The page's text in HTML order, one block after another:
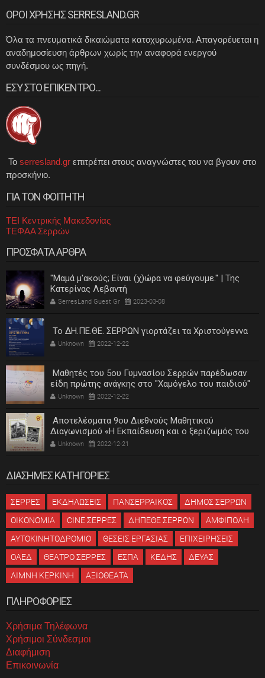
ΟΡΟΙ ΧΡΗΣΗΣ SERRESLAND.GR
Όλα τα πνευματικά δικαιώματα κατοχυρωμένα. Απαγορέυεται η
αναδημοσίευση άρθρων χωρίς την αναφορά ενεργού
συνδέσμου ως πηγή.
ΕΣΥ ΣΤΟ ΕΠΙΚΕΝΤΡΟ...
Το serresland.gr επιτρέπει στους αναγνώστες του να βγουν στο
προσκήνιο.
ΓΙΑ ΤΟΝ ΦΟΙΤΗΤΗ
ΤΕΙ Κεντρικής Μακεδονίας
ΤΕΦΑΑ Σερρών
ΠΡΟΣΦΑΤΑ ΑΡΘΡΑ
"Μαμά μ'ακούς; Είναι (χ)ώρα να φεύγουμε." | Της
Κατερίνας Λεβαντή
SerresLand Guest Gr 2023-03-08
Το ΔΗ.ΠΕ.ΘΕ. ΣΕΡΡΩΝ γιορτάζει τα Χριστούγεννα
Unknown 2022-12-22
Μαθητές του 5ου Γυμνασίου Σερρών παρέδωσαν
είδη πρώτης ανάγκης στο "Χαμόγελο του παιδιού"
Unknown 2022-12-22
Αποτελέσματα 9ου Διεθνούς Μαθητικού
Διαγωνισμού «Η Εκπαίδευση και ο ξεριζωμός του
ελληνισμού»
Unknown 2022-12-21
ΔΙΑΣΗΜΕΣ ΚΑΤΗΓΟΡΙΕΣ
ΣΕΡΡΕΣ ΕΚΔΗΛΩΣΕΙΣ ΠΑΝΣΕΡΡΑΙΚΟΣ
ΔΗΜΟΣ ΣΕΡΡΩΝ
ΟΙΚΟΝΟΜΙΑ
CINE ΣΕΡΡΕΣ ΔΗΠΕΘΕ ΣΕΡΡΩΝ
ΑΜΦΙΠΟΛΗ
ΑΥΤΟΚΙΝΗΤΟΔΡΟΜΙΟ
ΘΕΣΕΙΣ ΕΡΓΑΣΙΑΣ
ΕΠΙΧΕΙΡΗΣΕΙΣ
ΟΑΕΔ
ΘΕΑΤΡΟ ΣΕΡΡΕΣ ΕΣΠΑ ΚΕΔΗΣ
ΔΕΥΑΣ
ΛΙΜΝΗ ΚΕΡΚΙΝΗ
ΑΞΙΟΘΕΑΤΑ
ΠΛΗΡΟΦΟΡΙΕΣ
Χρήσιμα Τηλέφωνα
Χρήσιμοι Σύνδεσμοι
Διαφήμιση
Επικοινωνία